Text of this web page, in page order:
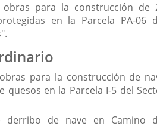
obras para la construcción de
en la Parcela PA-06
para la construcción de
quesos en la Parcela I-5 del
derribo de nave en Camino